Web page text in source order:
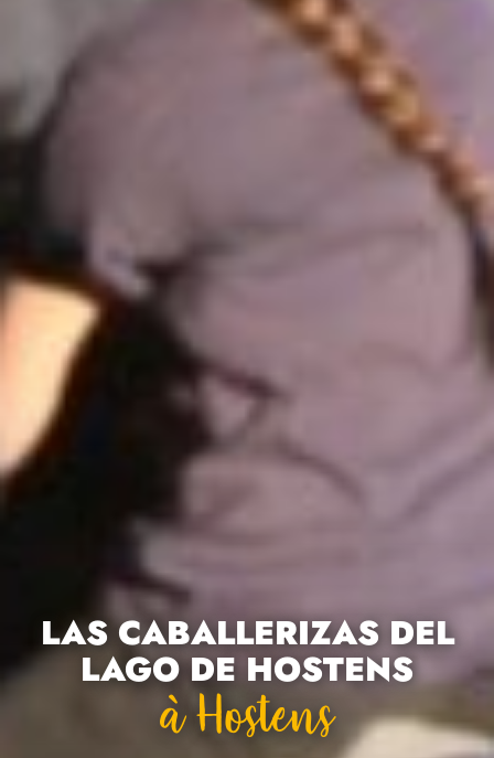
LAS CABALLERIZAS DEL
LAGO DE HOSTENS
À Hostens